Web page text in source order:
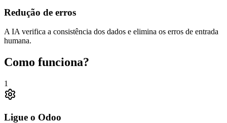
Redução de erros
A IA verifica a consistência dos dados e elimina os erros de entrada
humana.
Como funciona?
1
Ligue o Odoo